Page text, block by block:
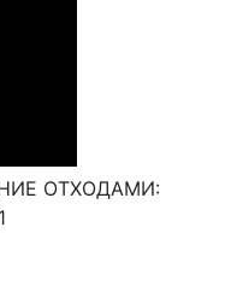
ОТХОДАМИ: